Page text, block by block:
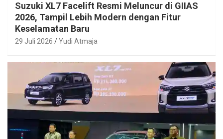
Suzuki XL7 Facelift Resmi Meluncur di GIIAS
2026, Tampil Lebih Modern dengan Fitur
Keselamatan Baru
29 Juli 2026 Yudi Atmaja